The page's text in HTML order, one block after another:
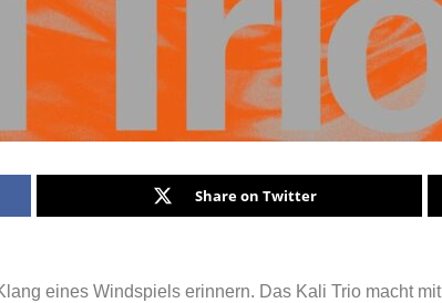
Share on Twitter
eines Windspiels erinnern. Das Kali Trio macht mit